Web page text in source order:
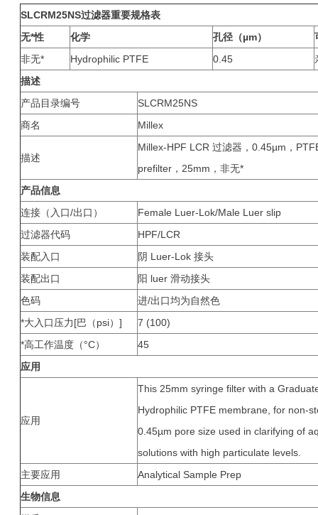
SLCRM25NS过滤器重要规格表
无*性
化学 孔径（µm）
非无*
Hydrophilic PTFE 0.45
描述
产品目录编号
SLCRM25NS
商名
Millex
描述
Millex-HPF LCR 过滤器，0.45µm，
prefilter，25mm，非无*
产品信息
连接（入口/出口）
Female Luer-Lok/Male Luer slip
过滤器代码
HPF/LCR
装配入口
阴 Luer-Lok 接头
装配出口
阳 luer 滑动接头
色码
进/出口均为自然色
*大入口压力[巴（psi）]
7 (100)
*高工作温度（°C）
45
应用
应用
This 25mm syringe filter with a
Hydrophilic PTFE membrane, for non-
0.45µm pore size used in clarifying of
solutions with high particulate levels.
主要应用
Analytical Sample Prep
生物信息